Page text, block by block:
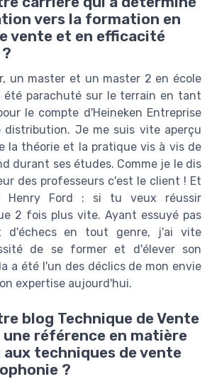
vers la formation en
vente et en efficacité
un master et un master 2 en école
été parachuté sur le terrain en tant
le compte d'Heineken Entreprise
Je me suis vite aperçu
la théorie et la pratique vis à vis de
durant ses études. Comme je le dis
des professeurs c'est le client ! Et
Henry Ford : si tu veux réussir
2 fois plus vite. Ayant essuyé pas
d'échecs en tout genre, j'ai vite
de se former et d'élever son
a été l'un des déclics de mon envie
expertise aujourd'hui.
blog Technique de Vente
référence en matière
techniques de vente
?